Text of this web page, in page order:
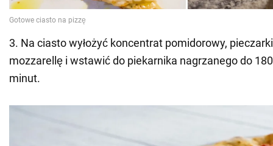
3. Na ciasto wyłożyć koncentrat pomidorowy,
mozzarellę i wstawić do piekarnika nagrzanego do
minut.